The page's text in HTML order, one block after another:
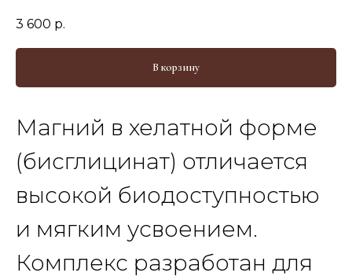
3 600 р.
В корзину
Магний в хелатной форме
(бисглицинат) отличается
высокой биодоступностью
и мягким усвоением.
Комплекс разработан для